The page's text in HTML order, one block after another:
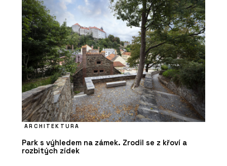
ARCHITEKTURA
Park s výhledem na zámek. Zrodil se z křoví a
rozbitých zídek